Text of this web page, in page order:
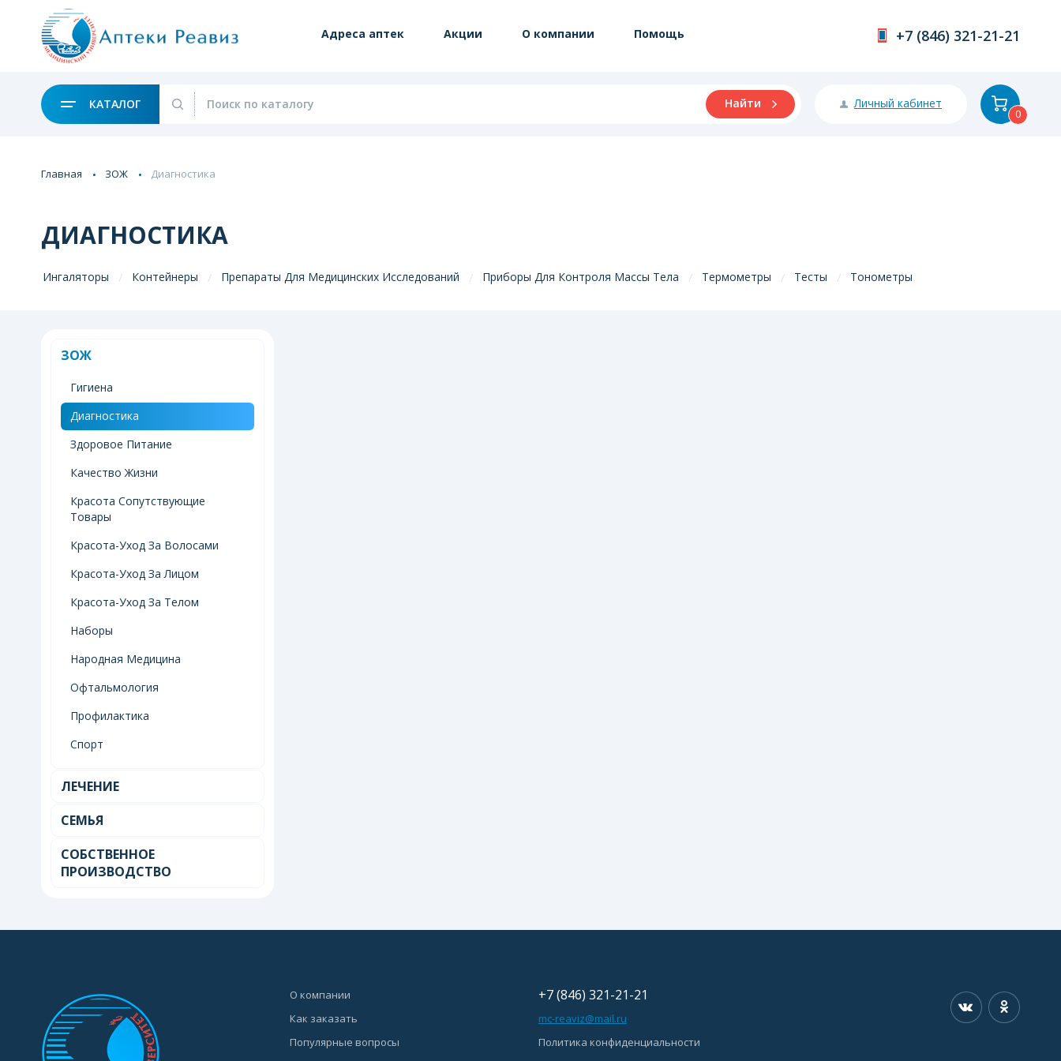
Адреса аптек Акции О компании Помощь +7 (846) 321-21-21
КАТАЛОГ Найти Личный кабинет
0
Главная ЗОЖ Диагностика
ДИАГНОСТИКА
Ингаляторы Контейнеры Препараты Для Медицинских Исследований Приборы Для Контроля Массы Тела Термометры Тесты Тонометры
ЗОЖ
Гигиена
Диагностика
Здоровое Питание
Качество Жизни
Красота Сопутствующие
Товары
Красота-Уход За Волосами
Красота-Уход За Лицом
Красота-Уход За Телом
Наборы
Народная Медицина
Офтальмология
Профилактика
Спорт
ЛЕЧЕНИЕ
СЕМЬЯ
СОБСТВЕННОЕ
ПРОИЗВОДСТВО
О компании
Как заказать
Популярные вопросы
+7 (846) 321-21-21
mc-reaviz@mail.ru
Политика конфиденциальности